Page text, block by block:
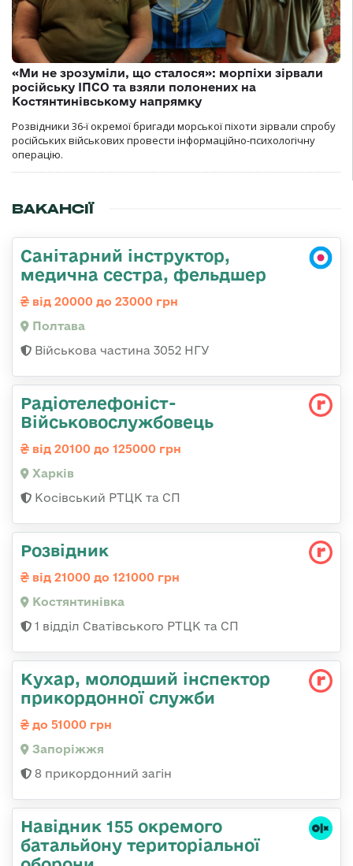
«Ми не зрозуміли, що сталося»: морпіхи зірвали
російську ІПСО та взяли полонених на
Костянтинівському напрямку
Розвідники 36-ї окремої бригади морської піхоти зірвали спробу
російських військових провести інформаційно-психологічну
операцію.
ВАКАНСІЇ
Санітарний інструктор,
медична сестра, фельдшер
від 20000 до 23000 грн
Полтава
Військова частина 3052 НГУ
Радіотелефоніст-
Військовослужбовець
від 20100 до 125000 грн
Харків
Косівський РТЦК та СП
Розвідник
від 21000 до 121000 грн
Костянтинівка
1 відділ Сватівського РТЦК та СП
Кухар, молодший інспектор
прикордонної служби
до 51000 грн
Запоріжжя
8 прикордонний загін
Навідник 155 окремого
батальйону територіальної